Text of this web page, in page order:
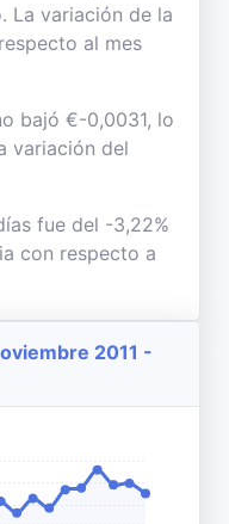
La variación de la
al mes
bajó €-0,0031, lo
variación del
fue del -3,22%
con respecto a
2011 -